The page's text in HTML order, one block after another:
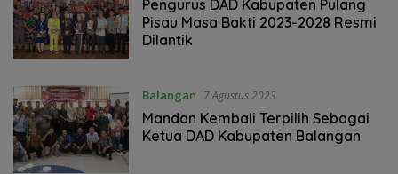
Pengurus DAD Kabupaten Pulang
Pisau Masa Bakti 2023-2028 Resmi
Dilantik
Balangan 7 Agustus 2023
Mandan Kembali Terpilih Sebagai
Ketua DAD Kabupaten Balangan